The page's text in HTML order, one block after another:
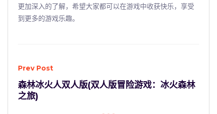
更加深入的了解，希望大家都可以在游戏中收获快乐，享受
到更多的游戏乐趣。
Prev Post
森林冰火人双人版(双人版冒险游戏：冰火森林
之旅)